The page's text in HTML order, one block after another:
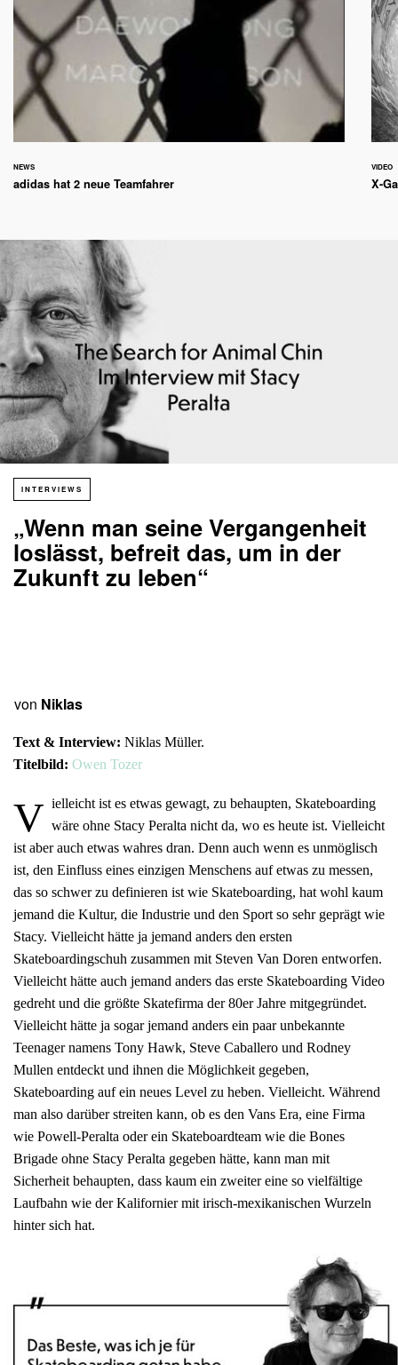
NEWS
adidas hat 2 neue Teamfahrer
VIDEO
X-
INTERVIEWS
„Wenn man seine Vergangenheit
loslässt, befreit das, um in der
Zukunft zu leben“
von Niklas
Text & Interview: Niklas Müller.
Titelbild: Owen Tozer
V ielleicht ist es etwas gewagt, zu behaupten, Skateboarding
wäre ohne Stacy Peralta nicht da, wo es heute ist. Vielleicht
ist aber auch etwas wahres dran. Denn auch wenn es unmöglisch
ist, den Einfluss eines einzigen Menschens auf etwas zu messen,
das so schwer zu definieren ist wie Skateboarding, hat wohl kaum
jemand die Kultur, die Industrie und den Sport so sehr geprägt wie
Stacy. Vielleicht hätte ja jemand anders den ersten
Skateboardingschuh zusammen mit Steven Van Doren entworfen.
Vielleicht hätte auch jemand anders das erste Skateboarding Video
gedreht und die größte Skatefirma der 80er Jahre mitgegründet.
Vielleicht hätte ja sogar jemand anders ein paar unbekannte
Teenager namens Tony Hawk, Steve Caballero und Rodney
Mullen entdeckt und ihnen die Möglichkeit gegeben,
Skateboarding auf ein neues Level zu heben. Vielleicht. Während
man also darüber streiten kann, ob es den Vans Era, eine Firma
wie Powell-Peralta oder ein Skateboardteam wie die Bones
Brigade ohne Stacy Peralta gegeben hätte, kann man mit
Sicherheit behaupten, dass kaum ein zweiter eine so vielfältige
Laufbahn wie der Kalifornier mit irisch-mexikanischen Wurzeln
hinter sich hat.